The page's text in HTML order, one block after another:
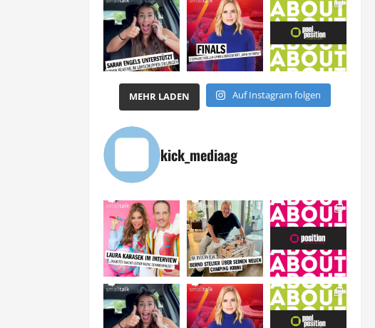
MEHR LADEN Auf Instagram folgen
kick_mediaag